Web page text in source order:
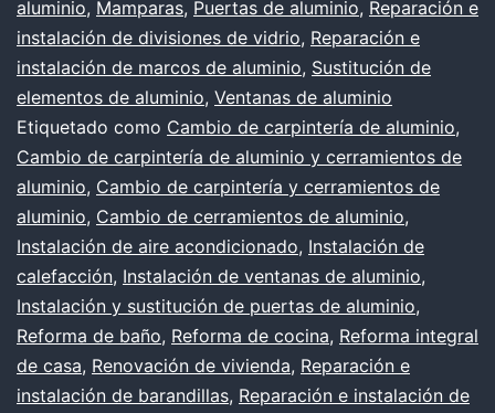
cerramientos
de
aluminio
aluminio, Mamparas, Puertas de aluminio, Reparación e
instalación de divisiones de vidrio, Reparación e
instalación de marcos de aluminio, Sustitución de
elementos de aluminio, Ventanas de aluminio
Etiquetado como Cambio de carpintería de aluminio,
Cambio de carpintería de aluminio y cerramientos de
aluminio, Cambio de carpintería y cerramientos de
aluminio, Cambio de cerramientos de aluminio,
Instalación de aire acondicionado, Instalación de
calefacción, Instalación de ventanas de aluminio,
Instalación y sustitución de puertas de aluminio,
Reforma de baño, Reforma de cocina, Reforma integral
de casa, Renovación de vivienda, Reparación e
instalación de barandillas, Reparación e instalación de